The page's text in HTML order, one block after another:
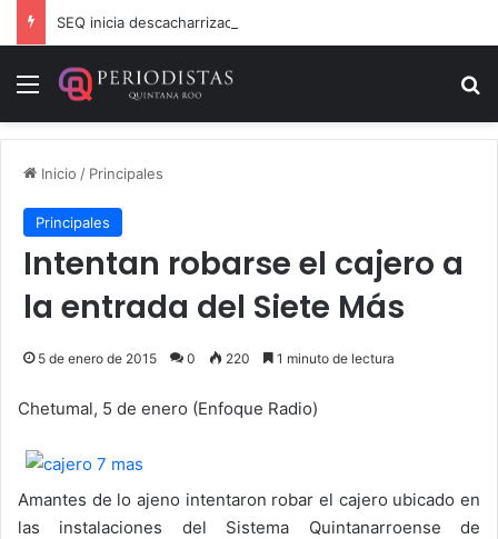
Menú
Inicio / Principales
Principales
Intentan robarse el cajero a
la entrada del Siete Más
5 de enero de 2015 0 220 1 minuto de lectura
Chetumal, 5 de enero (Enfoque Radio)
Amantes de lo ajeno intentaron robar el cajero ubicado en
las instalaciones del Sistema Quintanarroense de